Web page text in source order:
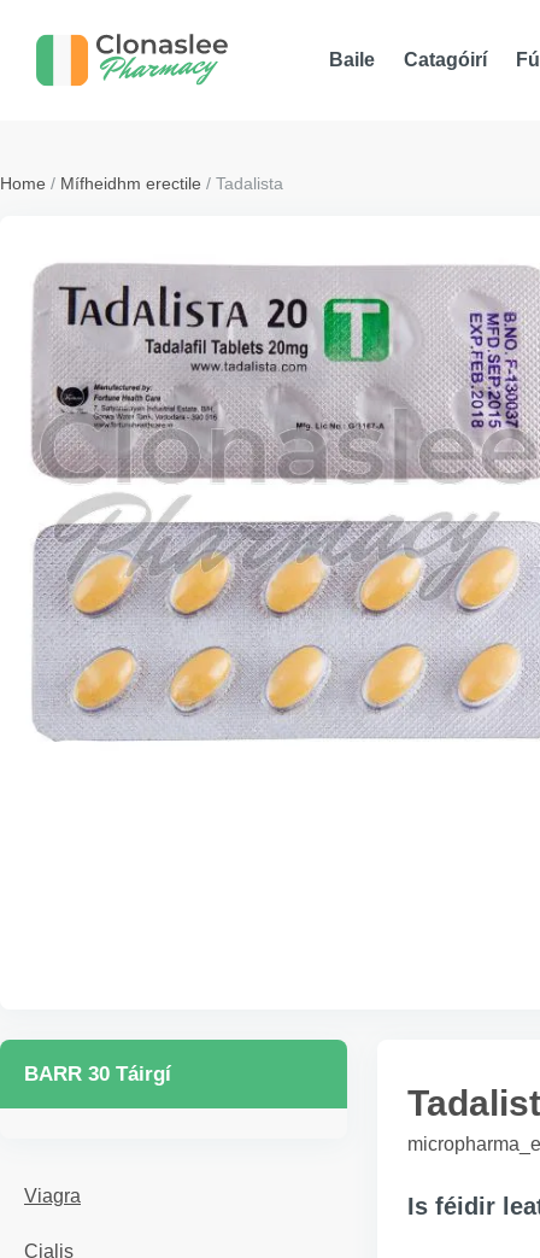
Baile Catagóirí
Home / Mífheidhm erectile / Tadalista
BARR 30 Táirgí
Viagra
Cialis
Is féidir